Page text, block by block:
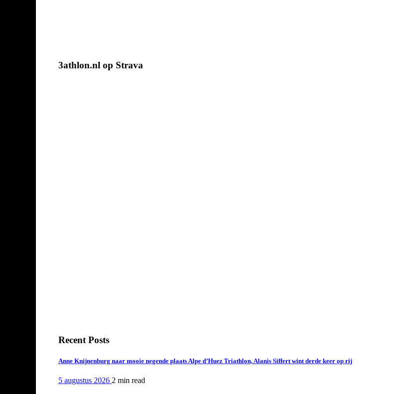
3athlon.nl op Strava
Recent Posts
Anne Knijnenburg naar mooie negende plaats Alpe d’Huez Triathlon, Alanis Siffert wint derde keer op rij
5 augustus 2026 2 min read